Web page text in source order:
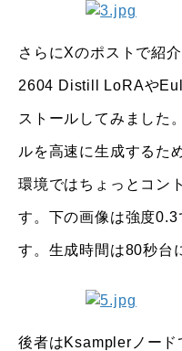
さらにXのポストで紹
2604 Distill LoRAや
ストールしてみました
ルを高速に生成するた
環境ではちょっとコン
す。下の画像は強度
す。生成時間は80秒台
後者はKsamplerノード